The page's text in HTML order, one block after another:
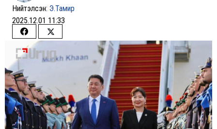
Нийтэлсэн: Э.Тамир
2025.12.01 11:33
Share
on
Share
on